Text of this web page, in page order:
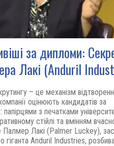
за дипломи:
Лакі (Anduril
– це механізм
оцінюють кандидатів за
з печатками
стійлі та вмінням
Палмер Лакі (Palmer Luckey),
гіганта Anduril Industries,